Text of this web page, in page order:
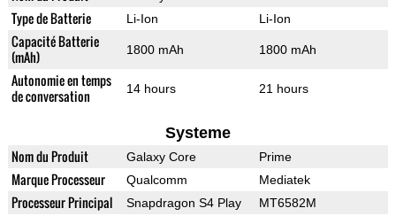
Type de Batterie Li-Ion Li-Ion
Capacité Batterie
(mAh)
1800 mAh 1800 mAh
Autonomie en temps
de conversation
14 hours 21 hours
Systeme
Nom du Produit Galaxy Core Prime
Marque Processeur Qualcomm Mediatek
Processeur Principal Snapdragon S4 Play MT6582M